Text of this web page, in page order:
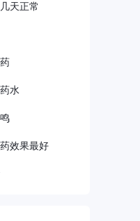
天正常
水
效果最好